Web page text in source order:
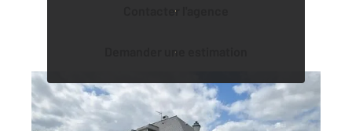
Contacter l'agence
Demander une estimation
TARBES 65
161 m
, 4 pièces
Ref : 3836